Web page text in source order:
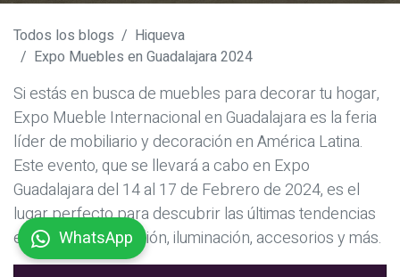
Todos los blogs
Hiqueva
Expo Muebles en Guadalajara 2024
Si estás en busca de muebles para decorar tu hogar,
Expo Mueble Internacionalen Guadalajara es la feria
líder de mobiliario y decoración en América Latina.
Este evento, que se llevará a cabo en Expo
Guadalajara del 14 al 17 de Febrero de 2024, es el
lugar perfecto para descubrir las últimas tendencias
en diseño, decoración, iluminación, accesorios y más.
WhatsApp